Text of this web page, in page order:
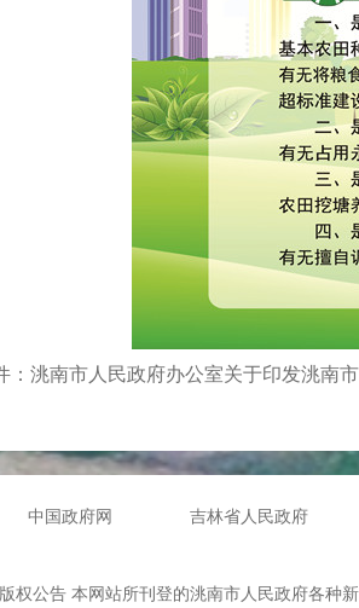
：洮南市人民政府办公室关于印发洮南
中国政府网 吉林省人民政府
版权公告 本网站所刊登的洮南市人民政府各种